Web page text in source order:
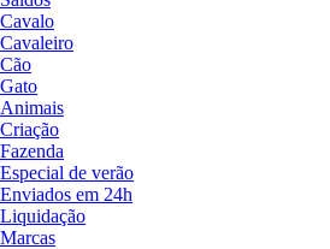
Cavalo
Cavaleiro
Cão
Gato
Animais
Criação
Fazenda
Especial de verão
Enviados em 24h
Liquidação
Marcas